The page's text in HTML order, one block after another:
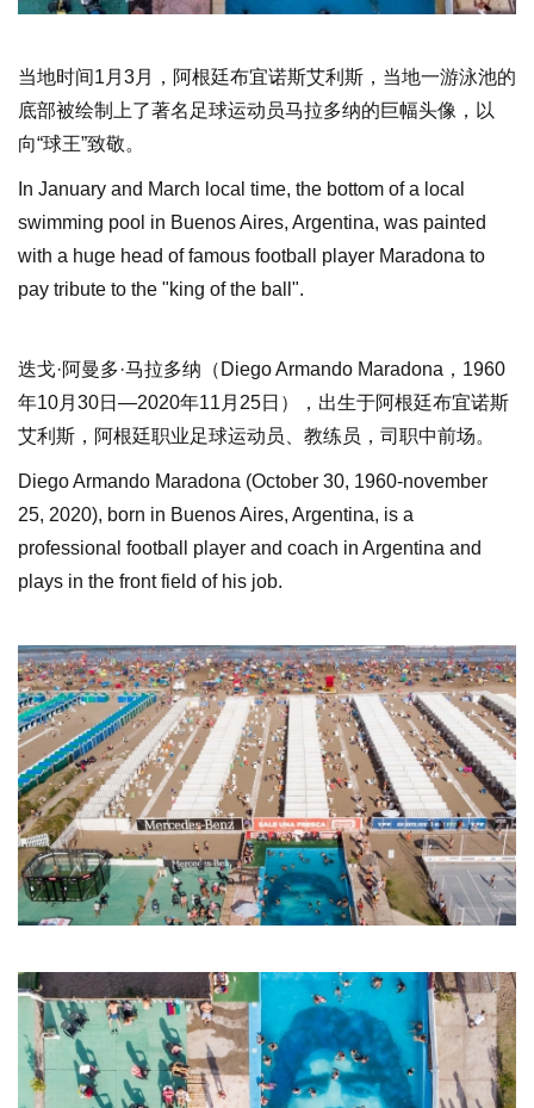
当地时间1月3月，阿根廷布宜诺斯艾利斯，当地一游泳池的
底部被绘制上了著名足球运动员马拉多纳的巨幅头像，以
向“球王”致敬。
In January and March local time, the bottom of a local
swimming pool in Buenos Aires, Argentina, was painted
with a huge head of famous football player Maradona to
pay tribute to the "king of the ball".
迭戈·阿曼多·马拉多纳（Diego Armando Maradona，1960
年10月30日—2020年11月25日），出生于阿根廷布宜诺斯
艾利斯，阿根廷职业足球运动员、教练员，司职中前场。
Diego Armando Maradona (October 30, 1960-november
25, 2020), born in Buenos Aires, Argentina, is a
professional football player and coach in Argentina and
plays in the front field of his job.